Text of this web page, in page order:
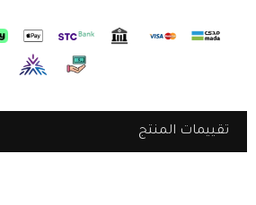
عرض للتاريخ
– لمسة عملية تضيف إلى جمالية
مقاومة للماء حتى 32 متر
– استخدمها بثقة دون
أو خلال الوضوء.
تقييمات المنتج